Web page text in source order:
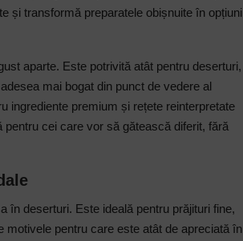
și transformă preparatele obișnuite în opțiuni
aparte. Este potrivită atât pentru deserturi,
mai bogat din punct de vedere al
ingrediente premium și rețete reinterpretate
cei care vor să gătească diferit, fără
în deserturi. Este ideală pentru prăjituri fine,
pentru care este atât de apreciată în